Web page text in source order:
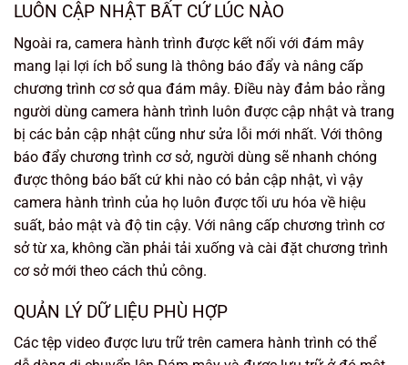
LUÔN CẬP NHẬT BẤT CỨ LÚC NÀO
Ngoài ra, camera hành trình được kết nối với đám mây
mang lại lợi ích bổ sung là thông báo đẩy và nâng cấp
chương trình cơ sở qua đám mây. Điều này đảm bảo rằng
người dùng camera hành trình luôn được cập nhật và trang
bị các bản cập nhật cũng như sửa lỗi mới nhất. Với thông
báo đẩy chương trình cơ sở, người dùng sẽ nhanh chóng
được thông báo bất cứ khi nào có bản cập nhật, vì vậy
camera hành trình của họ luôn được tối ưu hóa về hiệu
suất, bảo mật và độ tin cậy. Với nâng cấp chương trình cơ
sở từ xa, không cần phải tải xuống và cài đặt chương trình
cơ sở mới theo cách thủ công.
QUẢN LÝ DỮ LIỆU PHÙ HỢP
Các tệp video được lưu trữ trên camera hành trình có thể